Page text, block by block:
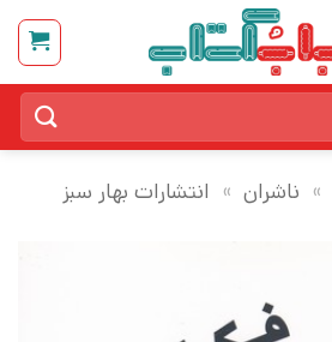
» ناشران » انتشارات بهار سبز